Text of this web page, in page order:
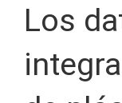
Los